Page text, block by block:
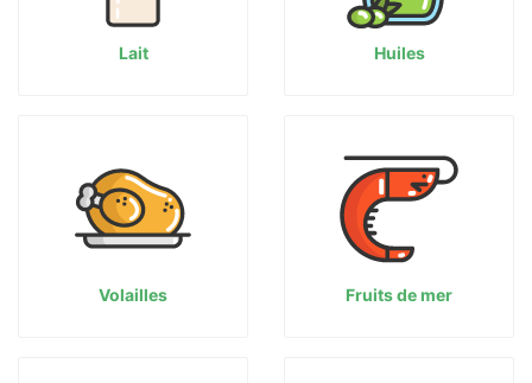
Lait Huiles
Volailles Fruits de mer